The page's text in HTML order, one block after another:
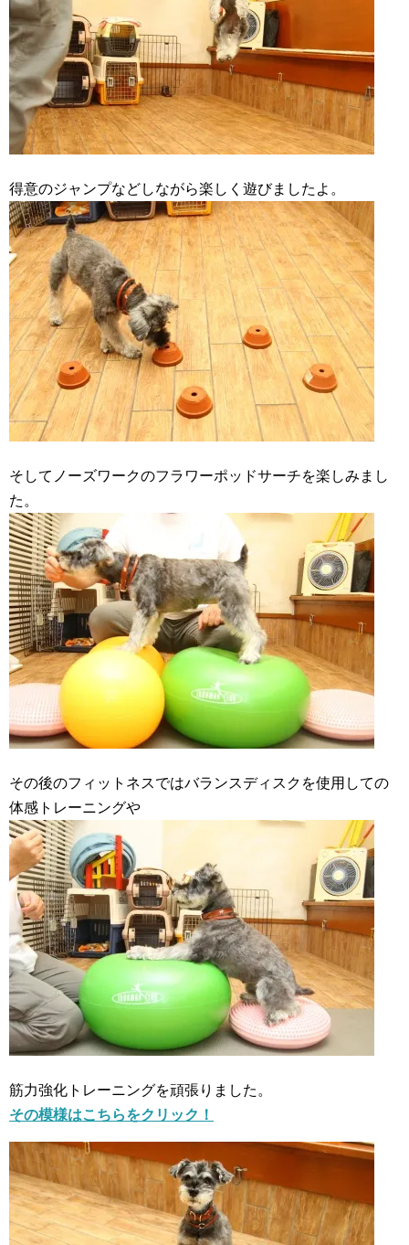
得意のジャンプなどしながら楽しく遊びましたよ。
そしてノーズワークのフラワーポッドサーチを楽しみまし
た。
その後のフィットネスではバランスディスクを使用しての
体感トレーニングや
筋力強化トレーニングを頑張りました。
その模様はこちらをクリック！